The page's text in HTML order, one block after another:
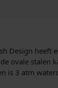
l
o
g
Design
ovale stalen
is 3 atm